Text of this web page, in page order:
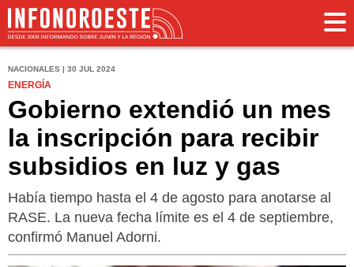
NACIONALES | 30 JUL 2024
ENERGÍA
Gobierno extendió un mes
la inscripción para recibir
subsidios en luz y gas
Había tiempo hasta el 4 de agosto para anotarse al
RASE. La nueva fecha límite es el 4 de septiembre,
confirmó Manuel Adorni.